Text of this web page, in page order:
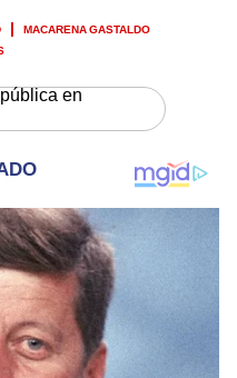
MACARENA GASTALDO
en